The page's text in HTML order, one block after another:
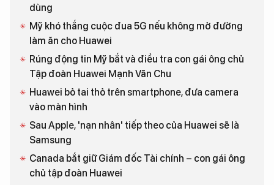
dùng
Mỹ khó thắng cuộc đua 5G nếu không mở đường
làm ăn cho Huawei
Rúng động tin Mỹ bắt và điều tra con gái ông chủ
Tập đoàn Huawei Mạnh Vãn Chu
Huawei bỏ tai thỏ trên smartphone, đưa camera
vào màn hình
Sau Apple, 'nạn nhân' tiếp theo của Huawei sẽ là
Samsung
Canada bắt giữ Giám đốc Tài chính – con gái ông
chủ tập đoàn Huawei